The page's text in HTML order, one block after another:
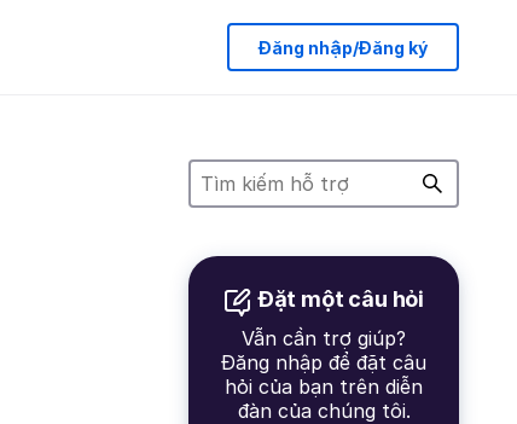
Đăng nhập/Đăng ký
Đặt một câu hỏi
Vẫn cần trợ giúp?
Đăng nhập để đặt câu
hỏi của bạn trên diễn
đàn của chúng tôi.